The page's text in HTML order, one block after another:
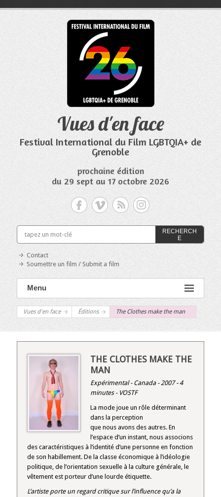
Vues d'en face
Festival International du Film LGBTQIA+ de
Grenoble
prochaine édition
du 29 sept au 17 octobre 2026
RECHERCH
E
Contact
Soumettre un film / Submit a film
Menu
Vues d'en face Éditions The Clothes make the man
THE CLOTHES MAKE THE
MAN
Expérimental - Canada - 2007 - 4
minutes - VOSTF
La mode joue un rôle déterminant
dans la perception
que nous avons des autres. En
l’espace d’un instant, nous associons
des caractéristiques à l’identité d’une personne en fonction
de son habillement. De la classe économique à l’idéologie
politique, de l’orientation sexuelle à la culture générale, le
vêtement est porteur d’une lourde étiquette.
L’artiste porte un regard critique sur l’influence qu’a la